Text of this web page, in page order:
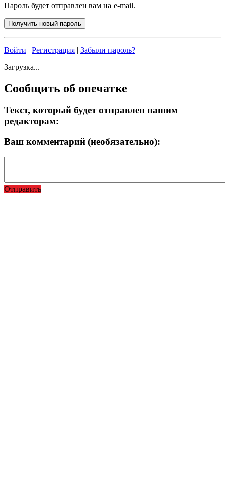
Пароль будет отправлен вам на e-mail.
Войти | Регистрация | Забыли пароль?
Загрузка...
Сообщить об опечатке
Текст, который будет отправлен нашим
редакторам:
Ваш комментарий (необязательно):
Отправить